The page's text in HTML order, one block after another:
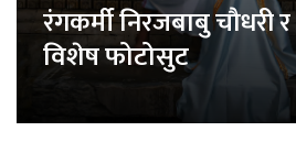
रंगकर्मी निरजबाबु चौधरी
विशेष फोटोसुट